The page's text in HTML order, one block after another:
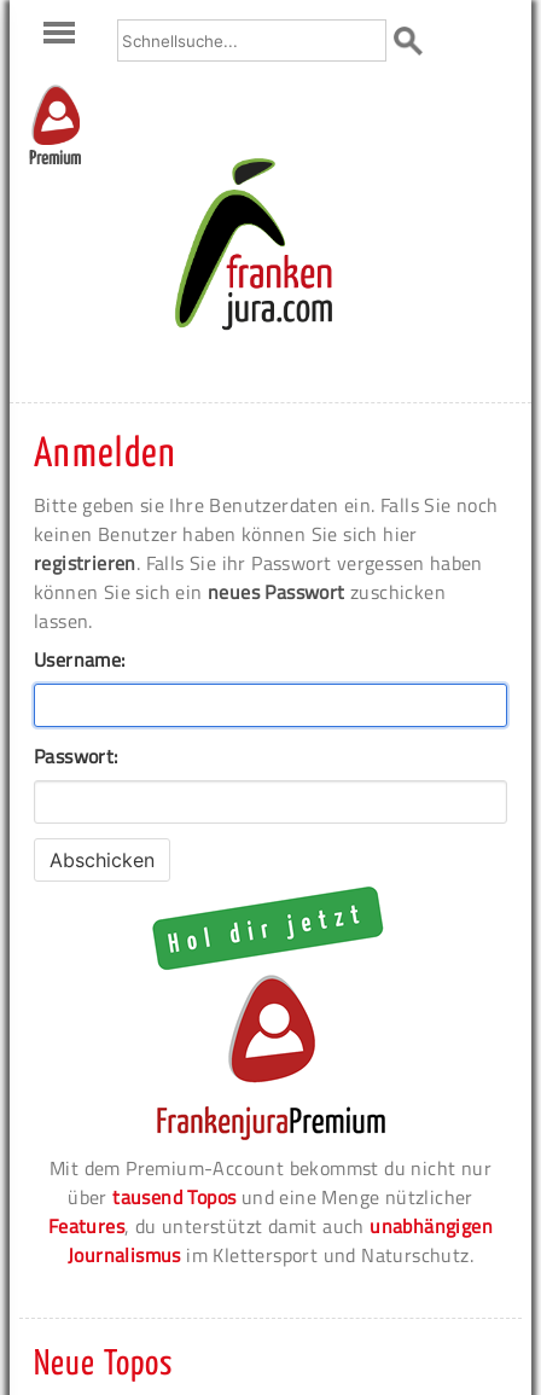
Premium
Anmelden
Bitte geben sie Ihre Benutzerdaten ein. Falls Sie noch
keinen Benutzer haben können Sie sich hier
registrieren. Falls Sie ihr Passwort vergessen haben
können Sie sich ein neues Passwort zuschicken
lassen.
Username:
Passwort:
Mit dem Premium-Account bekommst du nicht nur
übertausend Toposund eine Menge nützlicher
Features, du unterstützt damit auch unabhängigen
Journalismusim Klettersport und Naturschutz.
Neue Topos